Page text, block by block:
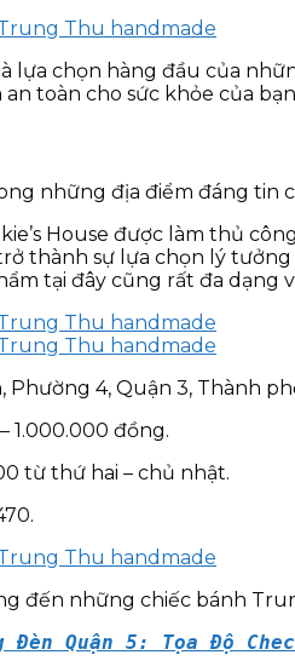
lựa chọn hàng đầu của
toàn cho sức khỏe của
những địa điểm đáng
House được làm thủ
trở thành sự lựa chọn lý
tại đây cũng rất đa
Phường 4, Quận 3, Thành
1.000.000 đồng.
từ thứ hai – chủ nhật.
đến những chiếc bánh
Quận 5: Tọa Độ